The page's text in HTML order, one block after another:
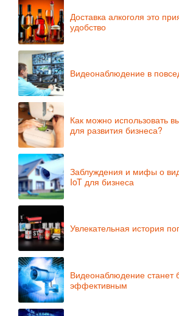
Доставка алкоголя это
удобство
Видеонаблюдение в
Как можно использовать
для развития бизнеса?
Заблуждения и мифы о
IoT для бизнеса
Увлекательная история
Видеонаблюдение станет
эффективным